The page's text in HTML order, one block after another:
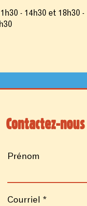
- 14h30 et 18h30 -
Contactez-nous
Prénom
Courriel